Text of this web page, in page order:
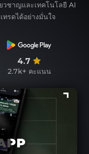
วชาญและเทคโนโลยี AI
รดได้อย่างมั่นใจ
4.7
2.7k+ คะแนน